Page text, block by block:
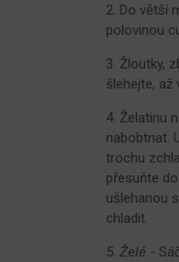
2. Do větší
polovinou
3. Žloutky,
šlehejte, až
4. Želatinu
nabobtnat.
trochu
přesuňte
ušlehanou
chladit.
5. Želé -